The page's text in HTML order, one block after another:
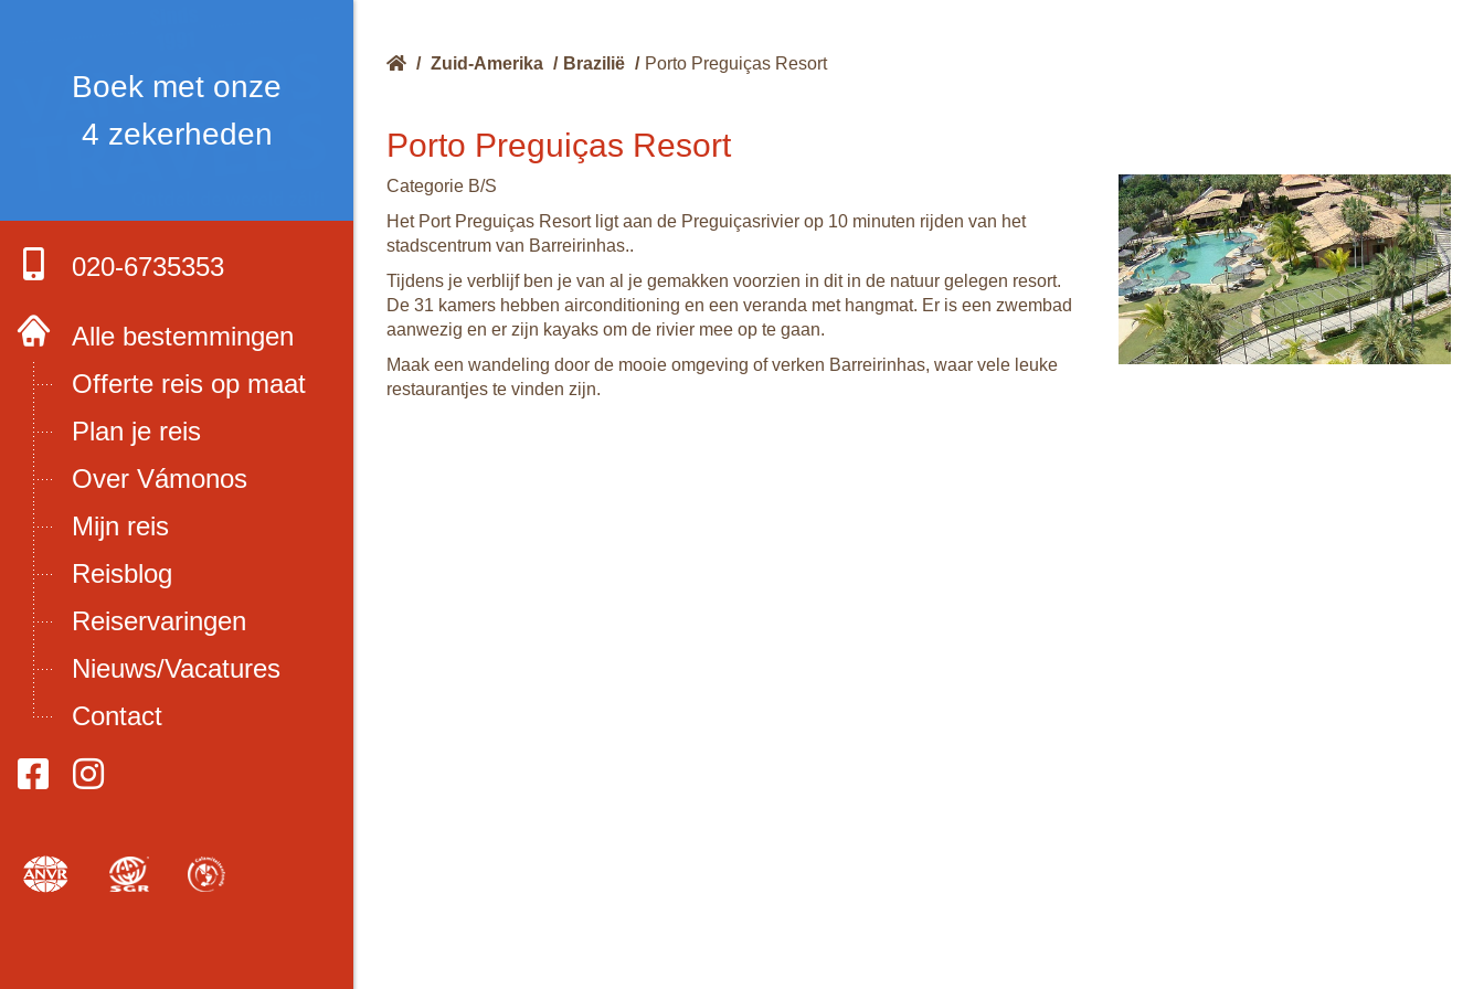
Boek met onze
4 zekerheden
020-6735353
Alle bestemmingen
Offerte reis op maat
Plan je reis
Over Vámonos
Mijn reis
Reisblog
Reiservaringen
Nieuws/Vacatures
Contact
/ Zuid-Amerika / Brazilië / Porto Preguiças Resort
Porto Preguiças Resort
Categorie B/S
Het Port Preguiças Resort ligt aan de Preguiçasrivier op 10 minuten rijden van het
stadscentrum van Barreirinhas..
Tijdens je verblijf ben je van al je gemakken voorzien in dit in de natuur gelegen resort.
De 31 kamers hebben airconditioning en een veranda met hangmat. Er is een zwembad
aanwezig en er zijn kayaks om de rivier mee op te gaan.
Maak een wandeling door de mooie omgeving of verken Barreirinhas, waar vele leuke
restaurantjes te vinden zijn.